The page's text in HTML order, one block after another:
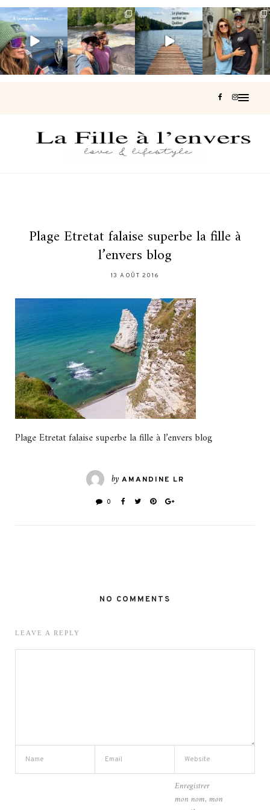
Voir une baleine
en photo, c’est
impressionnant
🐋...
Les Laurentides,
le Québec
version nature.
...
Et si je te disais
qu’il existe un
sentier où tu...
127 37
Montréal, une
très belle
surprise 🇨🇦
452
Plage Etretat falaise superbe la fille à
l’envers blog
13 AOÛT 2016
Plage Etretat falaise superbe la fille à l’envers blog
by AMANDINE LR
0
NO COMMENTS
LEAVE A REPLY
Enregistrer
mon nom, mon